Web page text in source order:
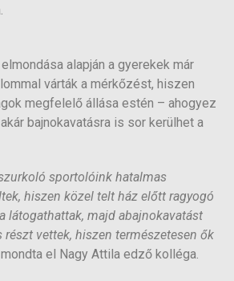
alapján a gyerekek már
várták a mérkőzést, hiszen
megfelelő állása estén – ahogyez
bajnokavatásra is sor kerülhet a
sportolóink hatalmas
hiszen közel telt ház előtt ragyogó
látogathattak, majd abajnokavatást
vettek, hiszen természetesen ők
el Nagy Attila edző kolléga.